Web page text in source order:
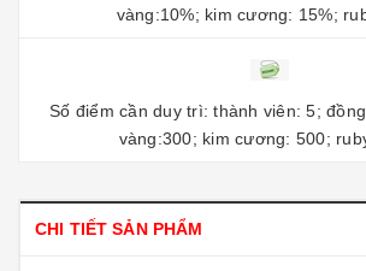
vàng:10%; kim cương: 15%;
Số điểm cần duy trì: thành viên: 5;
vàng:300; kim cương: 500;
CHI TIẾT SẢN PHẨM